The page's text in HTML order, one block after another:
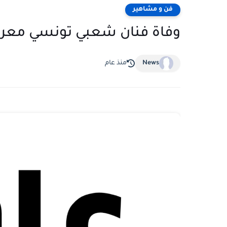
فن و مشاهير
وفاة فنان شعبي تونسي
News منذ عام